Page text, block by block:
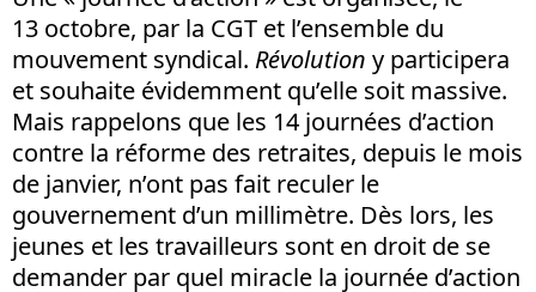
13 octobre, par la CGT et l’ensemble du
mouvement syndical. Révolution y participera
et souhaite évidemment qu’elle soit massive.
Mais rappelons que les 14 journées d’action
contre la réforme des retraites, depuis le mois
de janvier, n’ont pas fait reculer le
gouvernement d’un millimètre. Dès lors, les
jeunes et les travailleurs sont en droit de se
demander par quel miracle la journée d’action